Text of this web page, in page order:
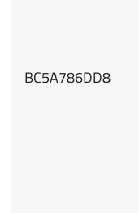
BC5A786DD8